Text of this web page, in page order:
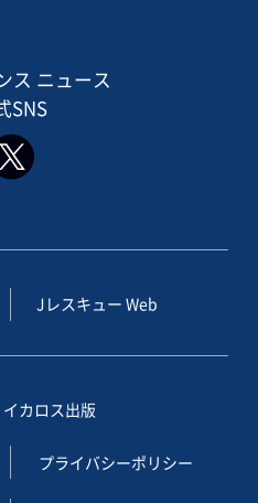
ス ニュース
SNS
Jレスキュー Web
カロス出版
プライバシーポリシー